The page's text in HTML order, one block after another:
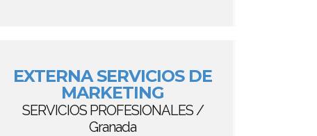
EXTERNA SERVICIOS DE
MARKETING
SERVICIOS PROFESIONALES /
Granada